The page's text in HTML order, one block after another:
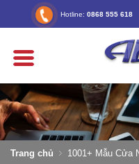
Hotline: 0868 555 618
Trang chủ 1001+ Mẫu Cửa